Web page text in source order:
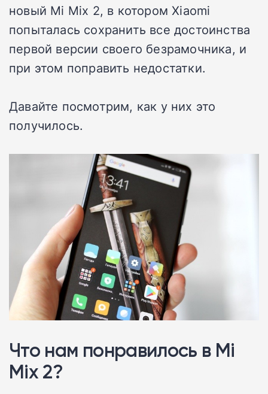
новый Mi Mix 2, в котором Xiaomi
попыталась сохранить все достоинства
первой версии своего безрамочника, и
при этом поправить недостатки.
Давайте посмотрим, как у них это
получилось.
Что нам понравилось в Mi
Mix 2?